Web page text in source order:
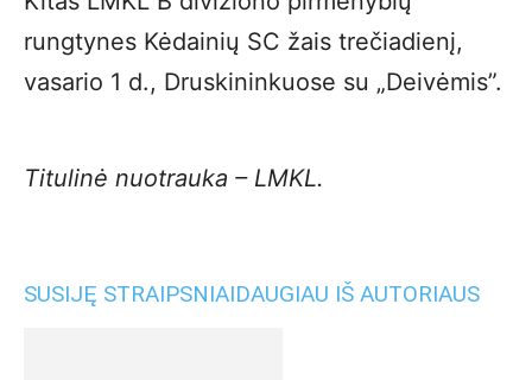
rungtynes Kėdainių SC žais trečiadienį,
vasario 1 d., Druskininkuose su „Deivėmis”.
Titulinė nuotrauka – LMKL.
SUSIJĘ STRAIPSNIAIDAUGIAU IŠ AUTORIAUS